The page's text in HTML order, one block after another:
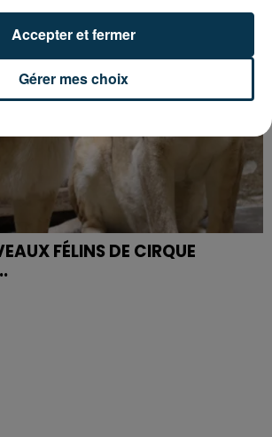
FÉLINS DE CIRQUE
Gérer mes choix
Accepter et fermer